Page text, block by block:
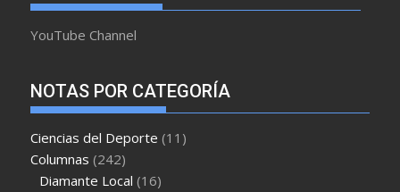
YouTube Channel
NOTAS POR CATEGORÍA
Ciencias del Deporte (11)
Columnas (242)
Diamante Local (16)